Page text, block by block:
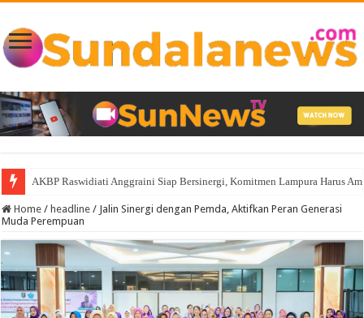
Silaturahmi Kapolres Lampura di Keratoen Ratu di Puncak, Jalin
Home / headline / Jalin Sinergi dengan Pemda, Aktifkan Peran Generasi
Muda Perempuan